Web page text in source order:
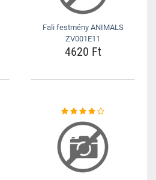
Fali festmény ANIMALS
ZV001E11
4620 Ft